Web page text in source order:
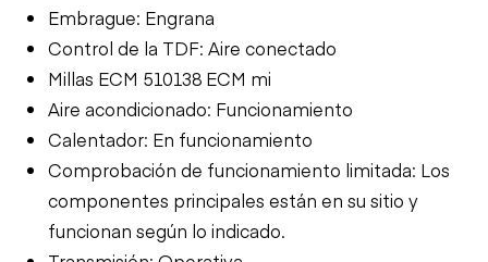
Embrague: Engrana
Control de la TDF: Aire conectado
Millas ECM 510138 ECM mi
Aire acondicionado: Funcionamiento
Calentador: En funcionamiento
Comprobación de funcionamiento limitada: Los
componentes principales están en su sitio y
funcionan según lo indicado.